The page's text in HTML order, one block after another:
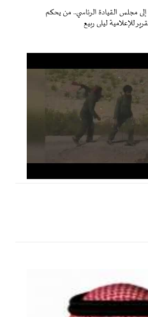
مجلس القيادة الرئاسي.. من يحكم
للإعلامية ليلى ربيع